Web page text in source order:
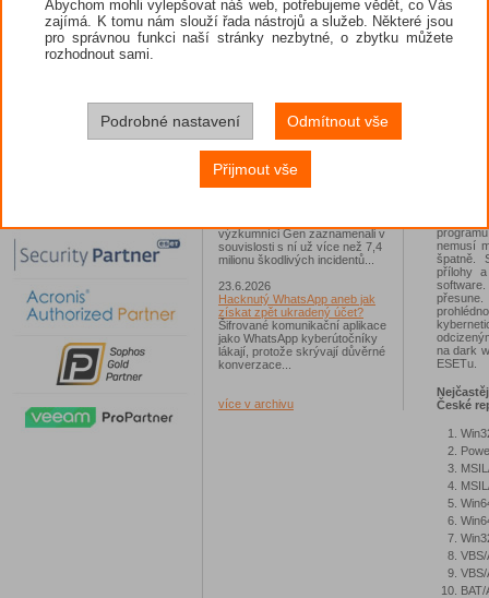
26.6.2026
ESET: S příchodem léta
zaplavují Česko falešné mobilní
Chase Home App či Candy
Race Launcher. Hlavním cílem
útočníků bylo v tomto případě
Polsko, následováno Českem a
Slovenskem...
24.6.2026
výzkumníci Gen zaznamenali v
souvislosti s ní už více než 7,4
milionu škodlivých incidentů...
23.6.2026
Hacknutý WhatsApp aneb jak
získat zpět ukradený účet?
Šifrované komunikační aplikace
jako WhatsApp kyberútočníky
lákají, protože skrývají důvěrné
konverzace...
více v archivu
nemusí
špatně.
přílohy
software.
na dark
ESETu.
České
Abychom mohli vylepšovat náš web, potřebujeme vědět, co Vás
zajímá. K tomu nám slouží řada nástrojů a služeb. Některé jsou
pro správnou funkci naší stránky nezbytné, o zbytku můžete
rozhodnout sami.
Podrobné nastavení Odmítnout vše
Přijmout vše